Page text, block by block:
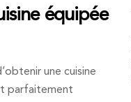
équipée
une cuisine
parfaitement